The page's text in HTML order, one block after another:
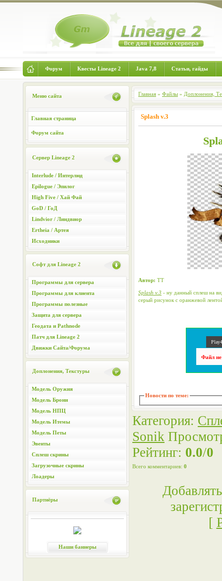
Форум Квесты Lineage 2 Java 7,8 Статьи, гайды
Меню сайта
Главная страница
Форум сайта
Сервер Lineage 2
Interlude / Интерлюд
Epilogue / Эпилог
High Five / Хай Фай
GoD / ГоД
Lindvior / Линдвиор
Ertheia / Артея
Исходники
Софт для Lineage 2
Программы для сервера
Программы для клиента
Программы полезные
Защита для сервера
Геодата и Pathnode
Патч для Lineage 2
Движки Сайта/Форума
Доплонения, Текстуры
Модель Оружия
Модель Брони
Модель НПЦ
Модель Итемы
Модель Петы
Эвенты
Сплеш скрины
Загрузочные скрины
Лоадеры
Партнёры
Наши баннеры
Главная » Файлы » Доплонения,
Splash v.3
Автор: TT
Splash v.3 - ну данный сплеш на
серый рисунок с оранжевой
Файл не
Новости по теме:
Категория:
Sonik
Рейтинг: 0.0/0
Всего комментариев: 0
[